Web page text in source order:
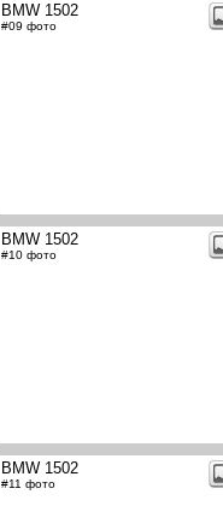
BMW 1502
#09 фото
BMW 1502
#10 фото
BMW 1502
#11 фото